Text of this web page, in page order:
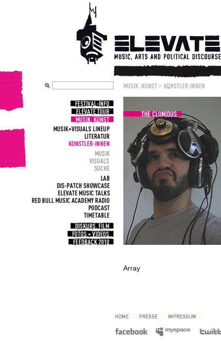
Array